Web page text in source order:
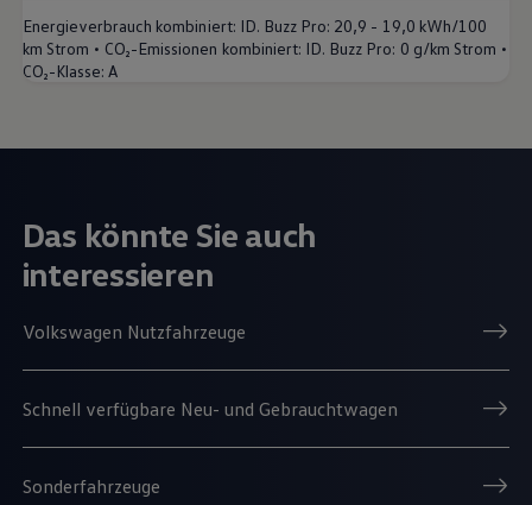
Energieverbrauch kombiniert: ID. Buzz Pro: 20,9 - 19,0 kWh/100
km Strom • CO₂-Emissionen kombiniert: ID. Buzz Pro: 0 g/km Strom •
CO₂-Klasse: A
Das könnte Sie auch
interessieren
Volkswagen Nutzfahrzeuge
Schnell verfügbare Neu- und Gebrauchtwagen
Sonderfahrzeuge